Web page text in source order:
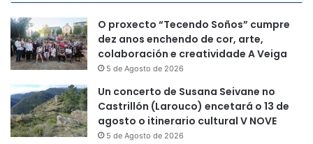
O proxecto “Tecendo Soños” cumpre
dez anos enchendo de cor, arte,
colaboración e creatividade A Veiga
5 de Agosto de 2026
Un concerto de Susana Seivane no
Castrillón (Larouco) encetará o 13 de
agosto o itinerario cultural V NOVE
5 de Agosto de 2026